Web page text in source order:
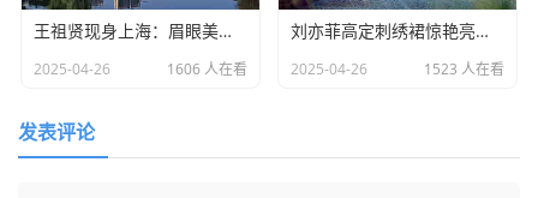
王祖贤现身上海：眉眼美丽气质优雅，时光难掩女神风采
2025-04-26 1606 人在看
​刘亦菲高定刺绣裙惊艳亮相：皮肤白到发光诠释东方美学​
2025-04-26 1523 人在看
发表评论